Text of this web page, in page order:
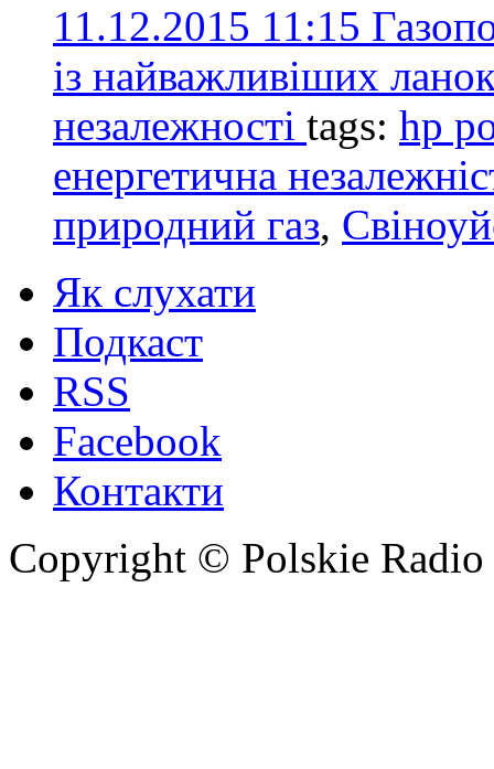
11.12.2015 11:15
із найважливіших
незалежності tags: hp
енергетична
природний газ,
Як слухати
Подкаст
RSS
Facebook
Контакти
Copyright © Polskie